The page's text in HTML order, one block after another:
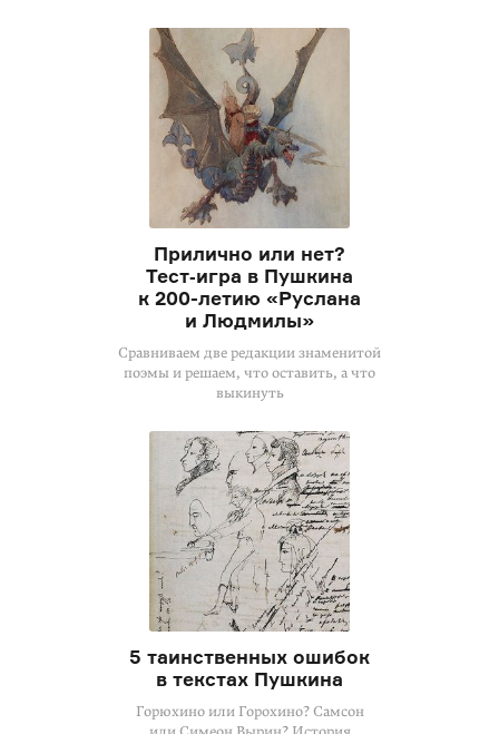
Прилично или нет?
Тест‑игра в Пушкина
к 200-летию «Руслана
и Людмилы»
Сравниваем две редакции знаменитой
поэмы и решаем, что оставить, а что
выкинуть
5 таинственных ошибок
в текстах Пушкина
Горюхино или Горохино? Самсон